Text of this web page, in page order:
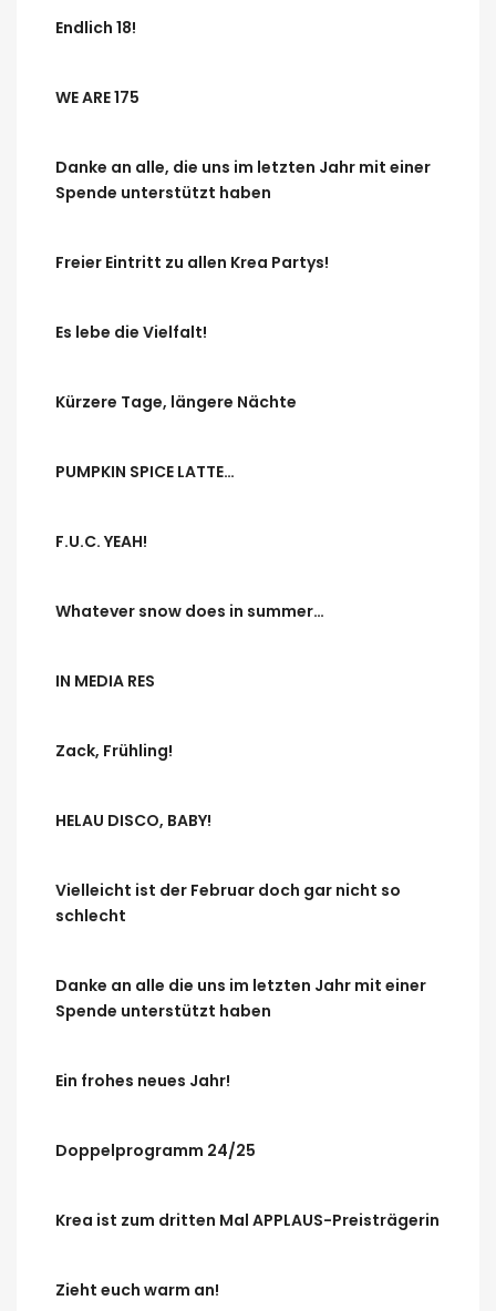
Endlich 18!
WE ARE 175
Danke an alle, die uns im letzten Jahr mit einer
Spende unterstützt haben
Freier Eintritt zu allen Krea Partys!
Es lebe die Vielfalt!
Kürzere Tage, längere Nächte
PUMPKIN SPICE LATTE…
F.U.C. YEAH!
Whatever snow does in summer…
IN MEDIA RES
Zack, Frühling!
HELAU DISCO, BABY!
Vielleicht ist der Februar doch gar nicht so
schlecht
Danke an alle die uns im letzten Jahr mit einer
Spende unterstützt haben
Ein frohes neues Jahr!
Doppelprogramm 24/25
Krea ist zum dritten Mal APPLAUS-Preisträgerin
Zieht euch warm an!